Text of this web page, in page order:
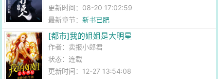
更新时间：08-20 17:02:59
最新章节：新书已肥
[都市]我的姐姐是大明星
作者： 卖报小郎君
状态：连载
更新时间：12-27 13:54:08